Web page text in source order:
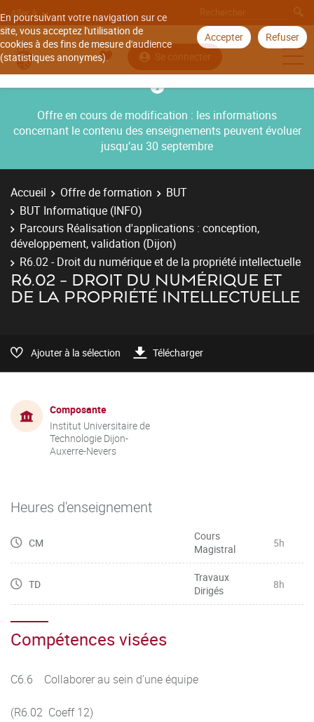
En poursuivant votre navigation sur ce
site, vous acceptez l'utilisation de
cookies à des fins de mesure d'audience
(statistiques anonymes).
Accepter Refuser
Aller à
Se connecter
Offre en cours de modification : les informations
concernant le contenu des enseignements peuvent évoluer
jusqu’au 30 septembre
Accueil Offre de formation
BUT
BUT Informatique (INFO)
Parcours Réalisation d'applications : conception,
développement, validation (Dijon)
R6.02 - Droit du numérique et de la propriété intellectuelle
R6.02 - DROIT DU NUMÉRIQUE ET
DE LA PROPRIÉTÉ INTELLECTUELLE
Ajouter à la sélection Télécharger
Composante
Institut Universitaire de
Technologie Dijon-
Auxerre-Nevers
Heures d'enseignement
CM
Cours
Magistral
5h
TD
Travaux
Dirigés
8h
Compétences visées
C6.6 Collaborer au sein d'une équipe
(R6.02 Coeff 12)